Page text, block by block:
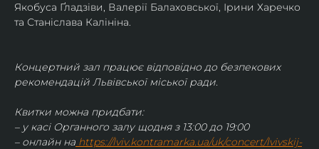
Якобуса Ґладзіви, Валерії Балаховської, Ірини Харечко
та Станіслава Калініна.
Концертний зал працює відповідно до безпекових
рекомендацій Львівської міської ради.
Квитки можна придбати:
– у касі Органного залу щодня з 13:00 до 19:00
– онлайн на https://lviv.kontramarka.ua/uk/concert/lvivskij-